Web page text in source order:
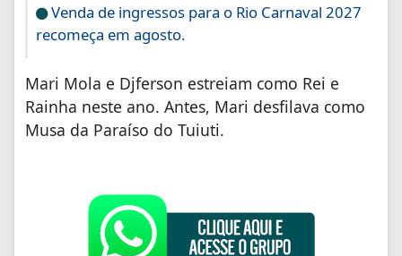
Venda de ingressos para o Rio Carnaval 2027
recomeça em agosto.
Mari Mola e Djferson estreiam como Rei e
Rainha neste ano. Antes, Mari desfilava como
Musa da Paraíso do Tuiuti.